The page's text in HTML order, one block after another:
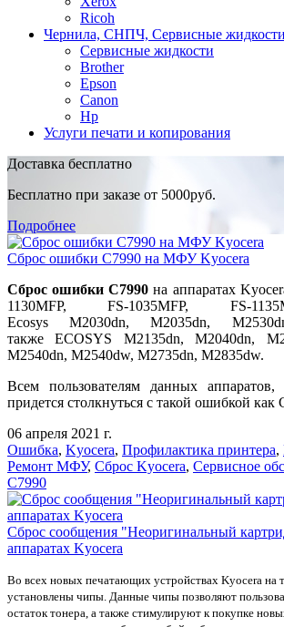
Ricoh
Чернила, СНПЧ, Сервисные жидкости
Сервисные жидкости
Brother
Epson
Canon
Hp
Услуги печати и копирования
Доставка бесплатно
Бесплатно при заказе от 5000руб.
Подробнее
Сброс ошибки С7990 на МФУ Kyocera
Сброс ошибки С7990 на аппаратах
1130MFP, FS-1035MFP, FS-
Ecosys M2030dn, M2035dn,
также ECOSYS M2135dn, M2040dn,
M2540dn, M2540dw, M2735dn, M2835dw.
Всем пользователям данных
придется столкнуться с такой ошибкой как
06 апреля 2021 г.
Ошибка, Kyocera, Профилактика принтера,
Ремонт МФУ, Сброс Kyocera, Сервисное
C7990
Сброс сообщения "Неоригинальный
аппаратах Kyocera
Во всех новых печатающих устройствах Kyocera на
установлены чипы. Данные чипы позволяют
остаток тонера, а также стимулируют к покупке